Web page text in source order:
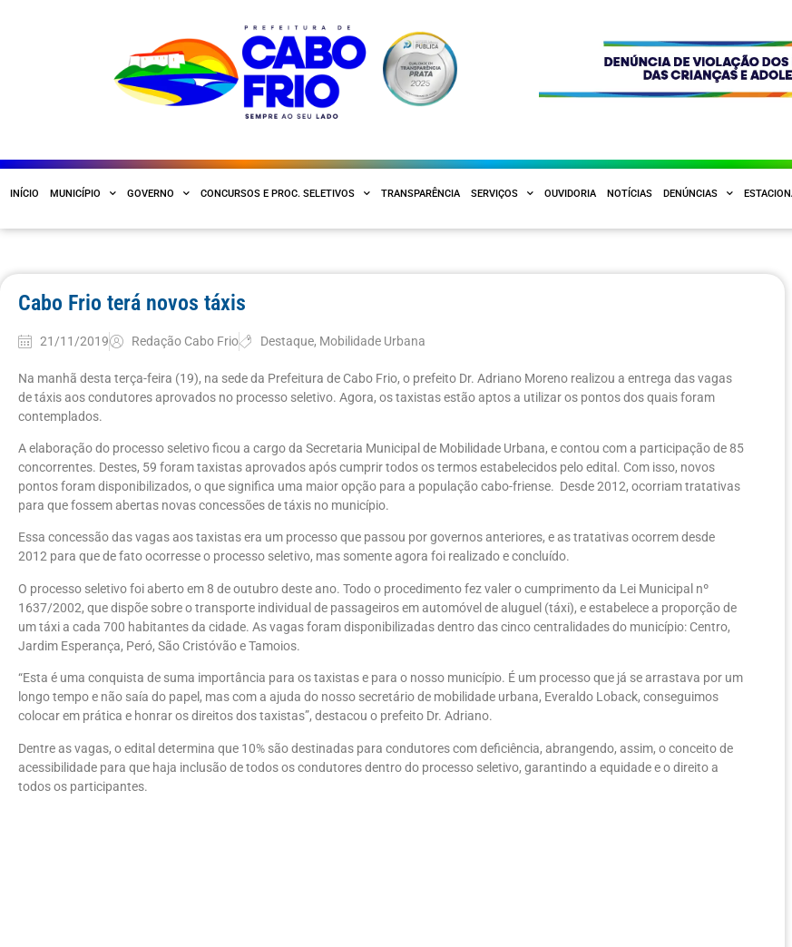
INÍCIO MUNICÍPIO GOVERNO CONCURSOS E PROC. SELETIVOS TRANSPARÊNCIA SERVIÇOS OUVIDORIA NOTÍCIAS DENÚNCIAS
Cabo Frio terá novos táxis
21/11/2019 Redação Cabo Frio Destaque, Mobilidade Urbana
Na manhã desta terça-feira (19), na sede da Prefeitura de Cabo Frio, o prefeito Dr. Adriano Moreno realizou a entrega das vagas
de táxis aos condutores aprovados no processo seletivo. Agora, os taxistas estão aptos a utilizar os pontos dos quais foram
contemplados.
A elaboração do processo seletivo ficou a cargo da Secretaria Municipal de Mobilidade Urbana, e contou com a participação de 85
concorrentes. Destes, 59 foram taxistas aprovados após cumprir todos os termos estabelecidos pelo edital. Com isso, novos
pontos foram disponibilizados, o que significa uma maior opção para a população cabo-friense. Desde 2012, ocorriam tratativas
para que fossem abertas novas concessões de táxis no município.
Essa concessão das vagas aos taxistas era um processo que passou por governos anteriores, e as tratativas ocorrem desde
2012 para que de fato ocorresse o processo seletivo, mas somente agora foi realizado e concluído.
O processo seletivo foi aberto em 8 de outubro deste ano. Todo o procedimento fez valer o cumprimento da Lei Municipal nº
1637/2002, que dispõe sobre o transporte individual de passageiros em automóvel de aluguel (táxi), e estabelece a proporção de
um táxi a cada 700 habitantes da cidade. As vagas foram disponibilizadas dentro das cinco centralidades do município: Centro,
Jardim Esperança, Peró, São Cristóvão e Tamoios.
“Esta é uma conquista de suma importância para os taxistas e para o nosso município. É um processo que já se arrastava por um
longo tempo e não saía do papel, mas com a ajuda do nosso secretário de mobilidade urbana, Everaldo Loback, conseguimos
colocar em prática e honrar os direitos dos taxistas”, destacou o prefeito Dr. Adriano.
Dentre as vagas, o edital determina que 10% são destinadas para condutores com deficiência, abrangendo, assim, o conceito de
acessibilidade para que haja inclusão de todos os condutores dentro do processo seletivo, garantindo a equidade e o direito a
todos os participantes.